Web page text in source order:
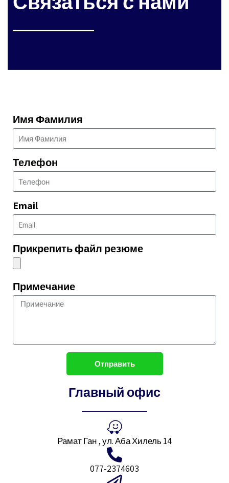
Имя Фамилия
Телефон
Email
Прикрепить файл резюме
Примечание
Отправить
Главный офис
Рамат Ган , ул. Аба Хилель 14
077-2374603